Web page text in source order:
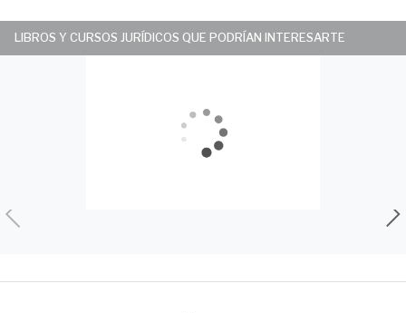
LIBROS Y CURSOS JURÍDICOS QUE PODRÍAN INTERESARTE